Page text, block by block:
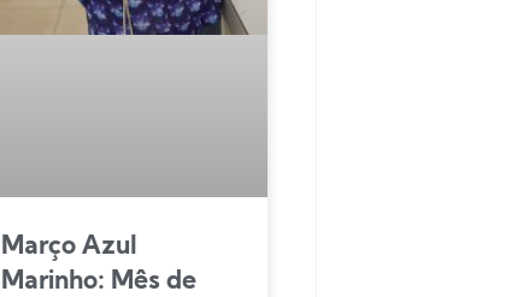
Março Azul
Marinho: Mês de